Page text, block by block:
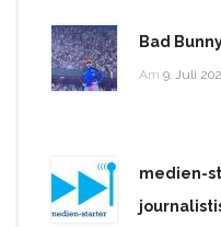
Bad
Am 9. Juli
medien-